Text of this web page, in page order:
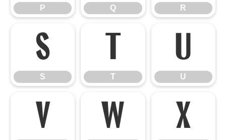
P Q R
S
S
T
T
U
U
V W X